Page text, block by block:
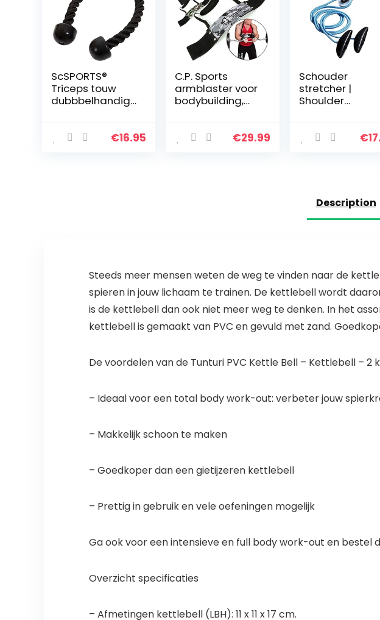
ScSPORTS®
Triceps touw
dubbbelhandig,
uiteinden, 68 cm
€16.95
C.P. Sports
armblaster voor
bodybuilding,
bicepstrainer,
€29.99
Schouder
stretcher |
Shoulder
| Met katrol |€
Description
Steeds meer mensen weten de weg te vinden naar de
spieren in jouw lichaam te trainen. De kettlebell wordt
is de kettlebell dan ook niet meer weg te denken. In het
kettlebell is gemaakt van PVC en gevuld met zand.
De voordelen van de Tunturi PVC Kettle Bell – Kettlebell – 2
– Ideaal voor een total body work-out: verbeter jouw
– Makkelijk schoon te maken
– Goedkoper dan een gietijzeren kettlebell
– Prettig in gebruik en vele oefeningen mogelijk
Ga ook voor een intensieve en full body work-out en bestel
Overzicht specificaties
– Afmetingen kettlebell (LBH): 11 x 11 x 17 cm.